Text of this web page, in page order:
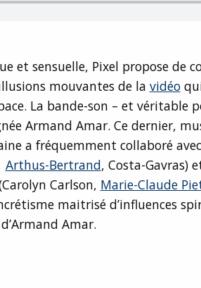
et sensuelle, Pixel propose de
mouvantes de la vidéo
La bande-son – et véritable
Armand Amar. Ce dernier,
a fréquemment collaboré
Arthus-Bertrand, Costa-Gavras)
Carlson, Marie-Claude
maitrisé d’influences
Amar.